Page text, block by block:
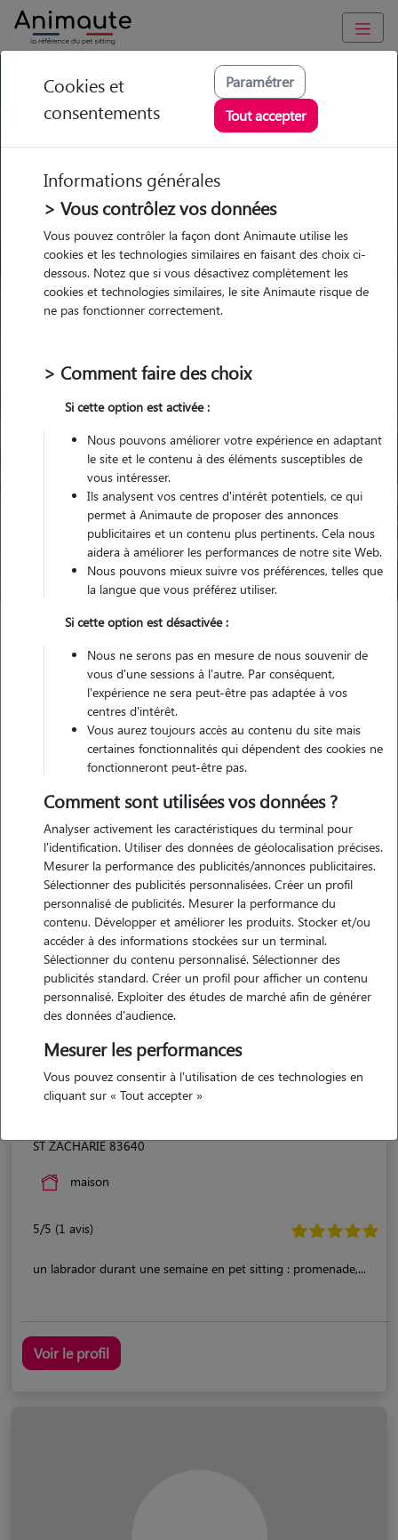
GARDE ANIMAUX à Saint-Zacharie : Garde chien et chat en
famille ou à domicile, visites et promenades
Trouvez une garde animaux à
Saint-Zacharie
Parmi nos 6 pet-sitters à Saint-
Zacharie
Pour quel animal ?
Trouver mon Pet Sitter
Saint-Zacharie
Nos promeneurs et familles d'accueil
à Saint-Zacharie (83640)
ST ZACHARIE 83640
maison
5/5 (1 avis)
un labrador durant une semaine en pet sitting : promenade,...
Voir le profil
Cookies et
consentements
Paramétrer
Tout accepter
Informations générales
> Vous contrôlez vos données
Vous pouvez contrôler la façon dont Animaute utilise les
cookies et les technologies similaires en faisant des choix ci-
dessous. Notez que si vous désactivez complètement les
cookies et technologies similaires, le site Animaute risque de
ne pas fonctionner correctement.
> Comment faire des choix
Si cette option est activée :
Nous pouvons améliorer votre expérience en adaptant
le site et le contenu à des éléments susceptibles de
vous intéresser.
Ils analysent vos centres d'intérêt potentiels, ce qui
permet à Animaute de proposer des annonces
publicitaires et un contenu plus pertinents. Cela nous
aidera à améliorer les performances de notre site Web.
Nous pouvons mieux suivre vos préférences, telles que
la langue que vous préférez utiliser.
Si cette option est désactivée :
Nous ne serons pas en mesure de nous souvenir de
vous d'une sessions à l'autre. Par conséquent,
l'expérience ne sera peut-être pas adaptée à vos
centres d'intérêt.
Vous aurez toujours accès au contenu du site mais
certaines fonctionnalités qui dépendent des cookies ne
fonctionneront peut-être pas.
Comment sont utilisées vos données ?
Analyser activement les caractéristiques du terminal pour
l'identification. Utiliser des données de géolocalisation précises.
Mesurer la performance des publicités/annonces publicitaires.
Sélectionner des publicités personnalisées. Créer un profil
personnalisé de publicités. Mesurer la performance du
contenu. Développer et améliorer les produits. Stocker et/ou
accéder à des informations stockées sur un terminal.
Sélectionner du contenu personnalisé. Sélectionner des
publicités standard. Créer un profil pour afficher un contenu
personnalisé. Exploiter des études de marché afin de générer
des données d'audience.
Mesurer les performances
Vous pouvez consentir à l'utilisation de ces technologies en
cliquant sur « Tout accepter »